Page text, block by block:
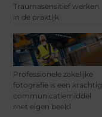
Traumasensitief werken
in de praktijk
Professionele zakelijke
fotografie is een krachtig
communicatiemiddel
met eigen beeld